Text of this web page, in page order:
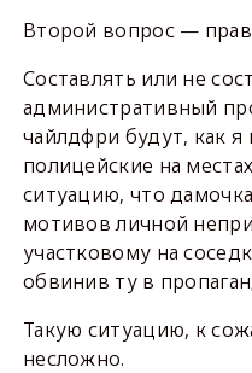
Второй вопрос —
Составлять или не
административный
чайлдфри будут, как я
полицейские на
ситуацию, что
мотивов личной
участковому на
обвинив ту в
Такую ситуацию, к
несложно.